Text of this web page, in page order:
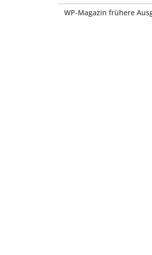
WP-Magazin frühere